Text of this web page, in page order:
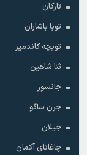
تارکان
توبا باشاران
تویچه کاندمیر
ثنا شاهین
جانسور
جرن ساگو
جیلان
چاغاتای آکمان